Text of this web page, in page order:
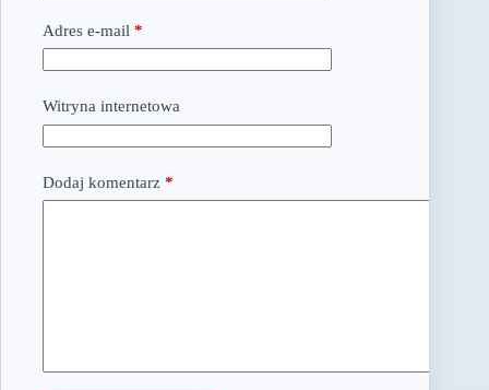
Adres e-mail *
Witryna internetowa
Dodaj komentarz *